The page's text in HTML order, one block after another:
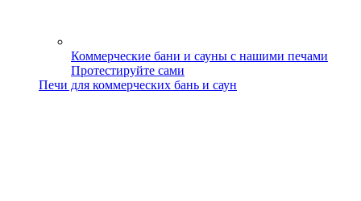
Коммерческие бани и сауны с нашими печами
Протестируйте сами
Печи для коммерческих бань и саун